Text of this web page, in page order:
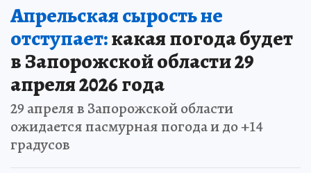
Апрельская сырость не
отступает:какая погода будет
в Запорожской области 29
апреля 2026 года
29 апреля в Запорожской области
ожидается пасмурная погода и до +14
градусов